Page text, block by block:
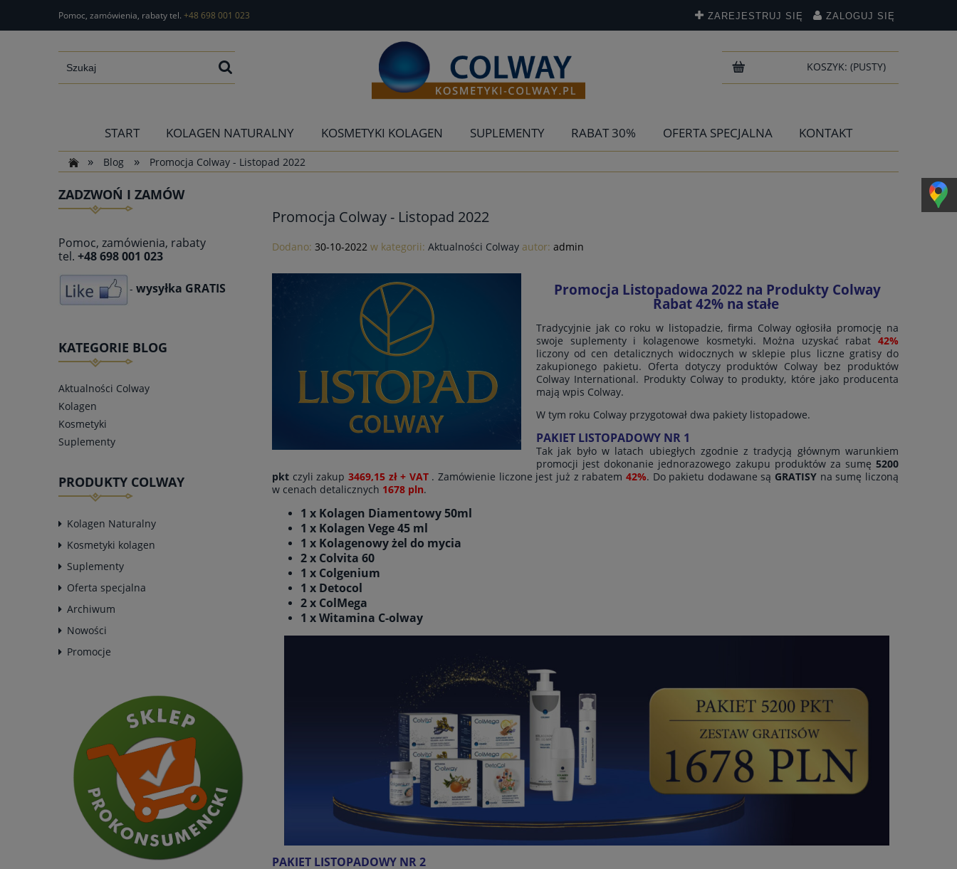
Pomoc, zamówienia, rabaty tel. +48 698 001 023 ZAREJESTRUJ SIĘ ZALOGUJ SIĘ
KOSZYK: (PUSTY)
START KOLAGEN NATURALNY KOSMETYKI KOLAGEN SUPLEMENTY RABAT 30% OFERTA SPECJALNA
KONTAKT
»
Blog » Promocja Colway - Listopad 2022
ZADZWOŃ I ZAMÓW
Pomoc, zamówienia, rabaty
tel. +48 698 001 023
- wysyłka GRATIS
KATEGORIE BLOG
Aktualności Colway
Kolagen
Kosmetyki
Suplementy
PRODUKTY COLWAY
Kolagen Naturalny
Kosmetyki kolagen
Suplementy
Oferta specjalna
Archiwum
Nowości
Promocje
Promocja Colway - Listopad 2022
Dodano: 30-10-2022 w kategorii: Aktualności Colway autor: admin
Promocja Listopadowa 2022 na Produkty Colway
Rabat 42% na stałe
Tradycyjnie jak co roku w listopadzie, firma Colway ogłosiła promocję na
swoje suplementy i kolagenowe kosmetyki. Można uzyskać rabat 42%
liczony od cen detalicznych widocznych w sklepie plus liczne gratisy do
zakupionego pakietu. Oferta dotyczy produktów Colway bez produktów
Colway International. Produkty Colway to produkty, które jako producenta
mają wpis Colway.
W tym roku Colway przygotował dwa pakiety listopadowe.
PAKIET LISTOPADOWY NR 1
Tak jak było w latach ubiegłych zgodnie z tradycją głównym warunkiem
promocji jest dokonanie jednorazowego zakupu produktów za sumę 5200
pkt czyli zakup 3469,15 zł + VAT. Zamówienie liczone jest już z rabatem 42%. Do pakietu dodawane są GRATISY na sumę liczoną
w cenach detalicznych 1678 pln.
1 x Kolagen Diamentowy 50ml
1 x Kolagen Vege 45 ml
1 x Kolagenowy żel do mycia
2 x Colvita 60
1 x Colgenium
1 x Detocol
2 x ColMega
1 x Witamina C-olway
PAKIET LISTOPADOWY NR 2